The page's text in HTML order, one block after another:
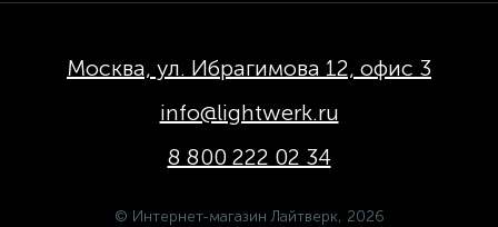
Москва, ул. Ибрагимова 12, офис 3
info@lightwerk.ru
8 800 222 02 34
© Интернет-магазин Лайтверк, 2026